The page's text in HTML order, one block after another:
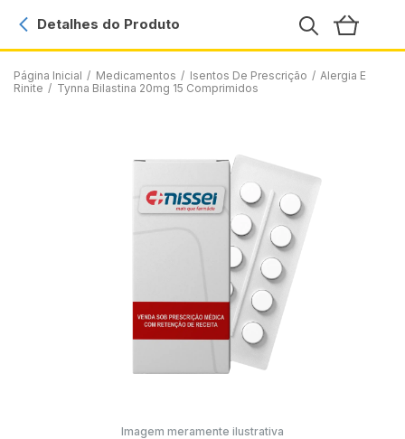
Página Inicial / Medicamentos / Isentos De Prescrição / Alergia E
Rinite / Tynna Bilastina 20mg 15 Comprimidos
Detalhes do Produto
Imagem meramente ilustrativa